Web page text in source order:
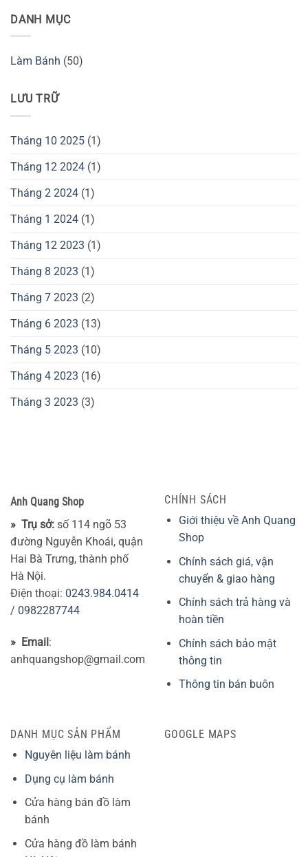
DANH MỤC
Làm Bánh (50)
LƯU TRỮ
Tháng 10 2025 (1)
Tháng 12 2024 (1)
Tháng 2 2024 (1)
Tháng 1 2024 (1)
Tháng 12 2023 (1)
Tháng 8 2023 (1)
Tháng 7 2023 (2)
Tháng 6 2023 (13)
Tháng 5 2023 (10)
Tháng 4 2023 (16)
Tháng 3 2023 (3)
Anh Quang Shop
» Trụ sở: số 114 ngõ 53
đường Nguyễn Khoái, quận
Hai Bà Trưng, thành phố
Hà Nội.
Điện thoại: 0243.984.0414
/ 0982287744
» Email:
anhquangshop@gmail.com
CHÍNH SÁCH
Giới thiệu về Anh Quang
Shop
Chính sách giá, vận
chuyển & giao hàng
Chính sách trả hàng và
hoàn tiền
Chính sách bảo mật
thông tin
Thông tin bán buôn
DANH MỤC SẢN PHẨM
Nguyên liệu làm bánh
Dụng cụ làm bánh
Cửa hàng bán đồ làm
bánh
Cửa hàng đồ làm bánh
GOOGLE MAPS